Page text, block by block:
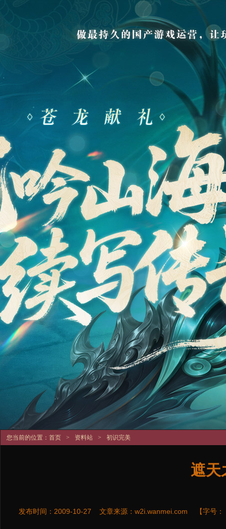
您当前的位置： 首页 > 资料站 > 初识完美
遮天
发布时间：2009-10-27 文章来源： w2i.wanmei.com 【字号：